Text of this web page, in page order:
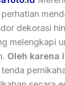
dekorasi
melengkapi
Oleh karena